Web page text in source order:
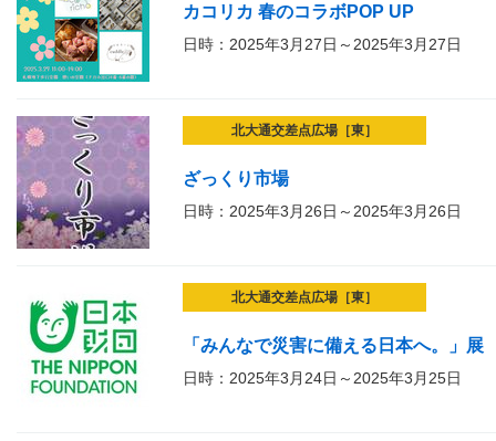
カコリカ 春のコラボPOP UP
日時：2025年3月27日～2025年3月27日
北大通交差点広場［東］
ざっくり市場
日時：2025年3月26日～2025年3月26日
北大通交差点広場［東］
「みんなで災害に備える日本へ。」展
日時：2025年3月24日～2025年3月25日